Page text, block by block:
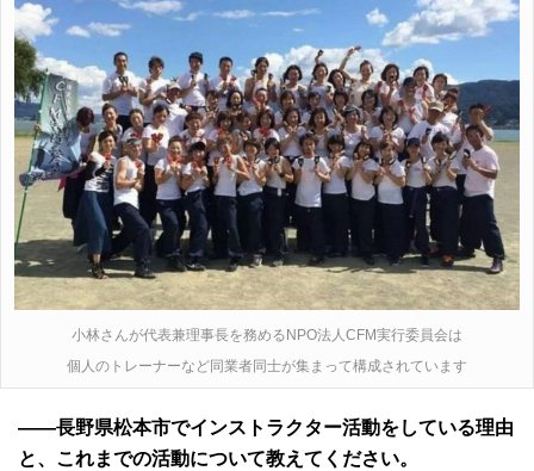
小林さんが代表兼理事長を務めるNPO法人CFM実行委員会は
個人のトレーナーなど同業者同士が集まって構成されています
――長野県松本市でインストラクター活動をしている理由
と、これまでの活動について教えてください。